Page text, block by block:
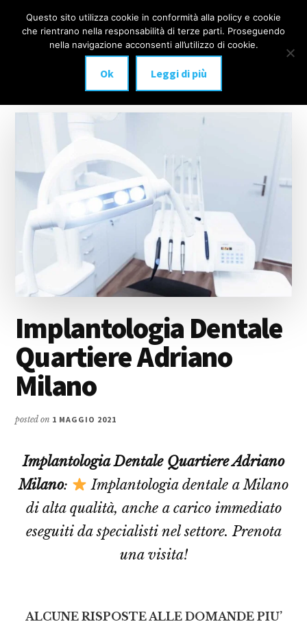
Additional
menu
IMPLANTOLOGIA
DENTALE
anche
immediato!
Menu
Implantologia Dentale
Quartiere Adriano
Milano
posted on 1 MAGGIO 2021
Implantologia Dentale Quartiere Adriano
Milano:
Implantologia dentale a Milano
di alta qualità, anche a carico immediato
eseguiti da specialisti nel settore. Prenota
una visita!
ALCUNE RISPOSTE ALLE DOMANDE PIU’
Questo sito utilizza cookie in conformità alla policy e cookie
che rientrano nella responsabilità di terze parti. Proseguendo
nella navigazione acconsenti all’utilizzo di cookie.
Ok Leggi di più